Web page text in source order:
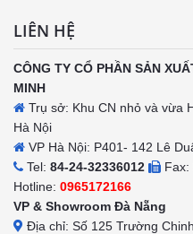
LIÊN HỆ
CÔNG TY CỔ PHẦN SẢN
MINH
Trụ sở: Khu CN nhỏ và vừa
Hà Nội
VP Hà Nội: P401- 142 Lê
Tel: 84-24-32336012
Fax:
Hotline: 0965172166
VP & Showroom Đà Nẵng
Địa chỉ: Số 125 Trường